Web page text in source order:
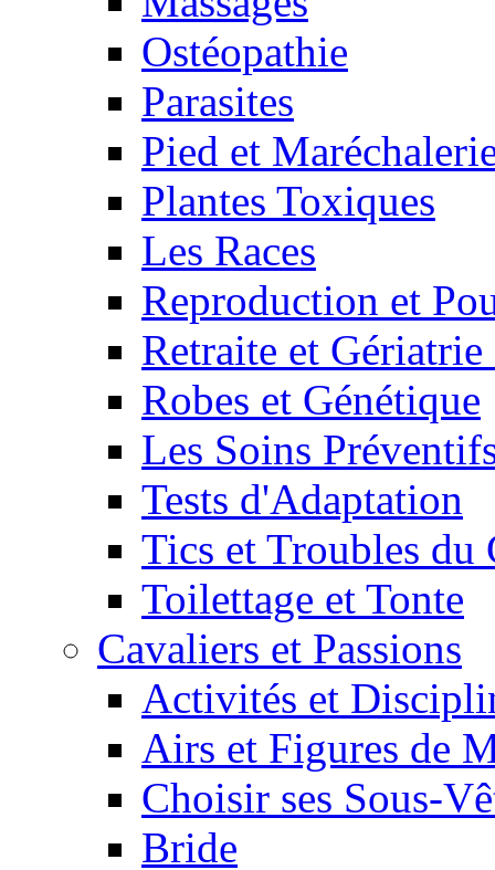
Ostéopathie
Parasites
Pied et
Plantes Toxiques
Les Races
Reproduction et
Retraite et
Robes et Génétique
Les Soins
Tests d'Adaptation
Tics et Troubles du
Toilettage et Tonte
Cavaliers et Passions
Activités et
Airs et Figures de
Choisir ses Sous-
Bride